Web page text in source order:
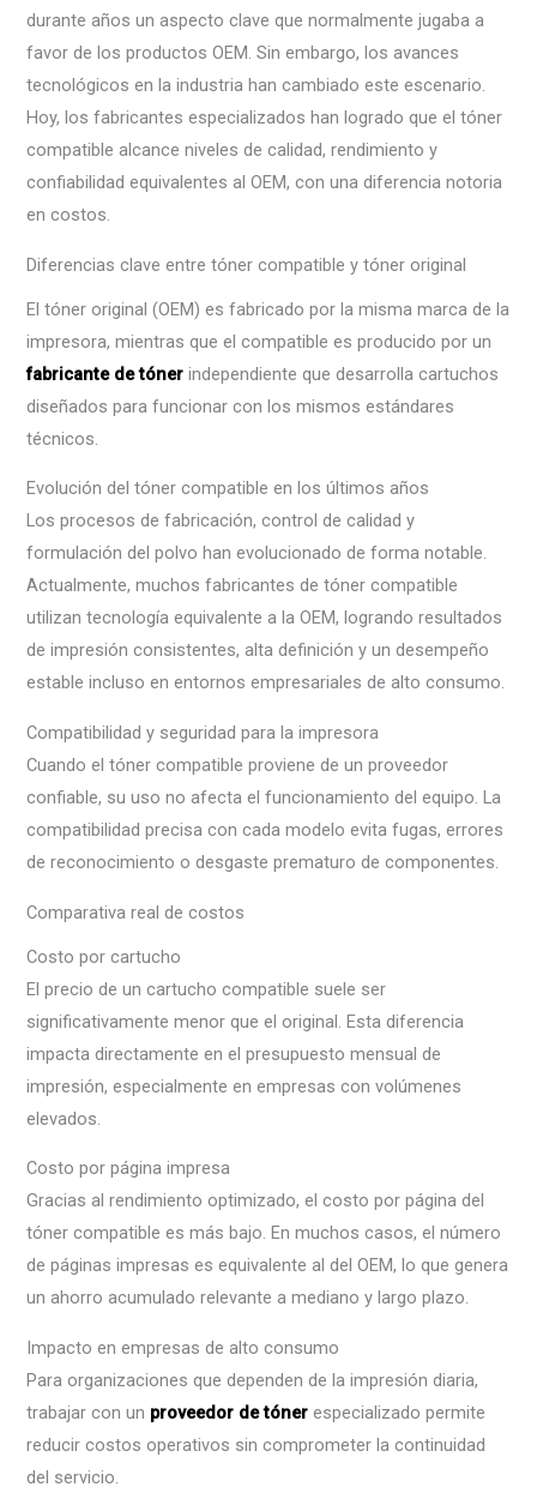
durante años un aspecto clave que normalmente jugaba a
favor de los productos OEM. Sin embargo, los avances
tecnológicos en la industria han cambiado este escenario.
Hoy, los fabricantes especializados han logrado que el tóner
compatible alcance niveles de calidad, rendimiento y
confiabilidad equivalentes al OEM, con una diferencia notoria
en costos.
Diferencias clave entre tóner compatible y tóner original
El tóner original (OEM) es fabricado por la misma marca de la
impresora, mientras que el compatible es producido por un
fabricante de tóner independiente que desarrolla cartuchos
diseñados para funcionar con los mismos estándares
técnicos.
Evolución del tóner compatible en los últimos años
Los procesos de fabricación, control de calidad y
formulación del polvo han evolucionado de forma notable.
Actualmente, muchos fabricantes de tóner compatible
utilizan tecnología equivalente a la OEM, logrando resultados
de impresión consistentes, alta definición y un desempeño
estable incluso en entornos empresariales de alto consumo.
Compatibilidad y seguridad para la impresora
Cuando el tóner compatible proviene de un proveedor
confiable, su uso no afecta el funcionamiento del equipo. La
compatibilidad precisa con cada modelo evita fugas, errores
de reconocimiento o desgaste prematuro de componentes.
Comparativa real de costos
Costo por cartucho
El precio de un cartucho compatible suele ser
significativamente menor que el original. Esta diferencia
impacta directamente en el presupuesto mensual de
impresión, especialmente en empresas con volúmenes
elevados.
Costo por página impresa
Gracias al rendimiento optimizado, el costo por página del
tóner compatible es más bajo. En muchos casos, el número
de páginas impresas es equivalente al del OEM, lo que genera
un ahorro acumulado relevante a mediano y largo plazo.
Impacto en empresas de alto consumo
Para organizaciones que dependen de la impresión diaria,
trabajar con un proveedor de tóner especializado permite
reducir costos operativos sin comprometer la continuidad
del servicio.